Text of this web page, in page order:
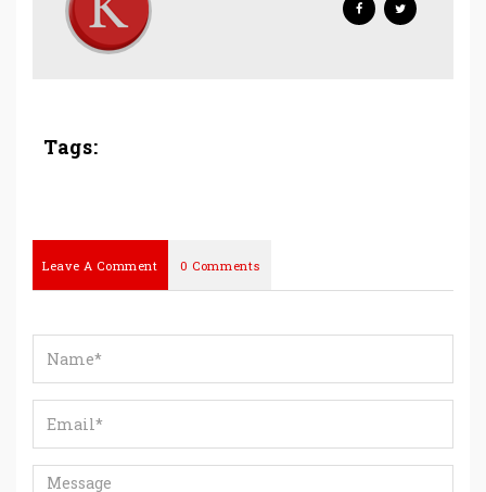
Tags:
Leave A Comment 0 Comments